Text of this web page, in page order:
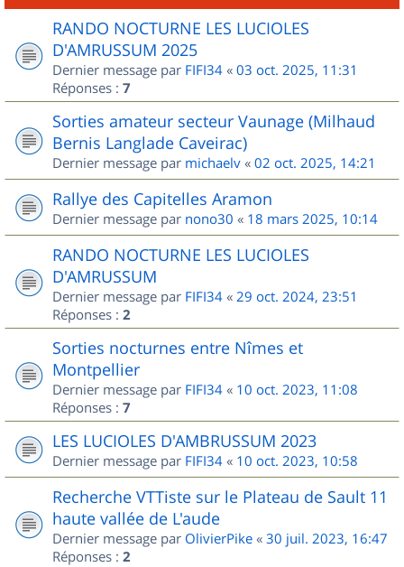
RANDO NOCTURNE LES LUCIOLES
D'AMRUSSUM 2025
Dernier message par FIFI34 « 03 oct. 2025, 11:31
Réponses : 7
Sorties amateur secteur Vaunage (Milhaud
Bernis Langlade Caveirac)
Dernier message par michaelv « 02 oct. 2025, 14:21
Rallye des Capitelles Aramon
Dernier message par nono30 « 18 mars 2025, 10:14
RANDO NOCTURNE LES LUCIOLES
D'AMRUSSUM
Dernier message par FIFI34 « 29 oct. 2024, 23:51
Réponses : 2
Sorties nocturnes entre Nîmes et
Montpellier
Dernier message par FIFI34 « 10 oct. 2023, 11:08
Réponses : 7
LES LUCIOLES D'AMBRUSSUM 2023
Dernier message par FIFI34 « 10 oct. 2023, 10:58
Recherche VTTiste sur le Plateau de Sault 11
haute vallée de L'aude
Dernier message par OlivierPike « 30 juil. 2023, 16:47
Réponses : 2